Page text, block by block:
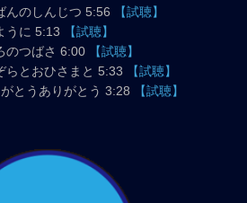
んのしんじつ 5:56
【試聴】
うに 5:13
【試聴】
のつばさ 6:00
【試聴】
らとおひさまと 5:33
【試聴】
とうありがとう 3:28
【試聴】